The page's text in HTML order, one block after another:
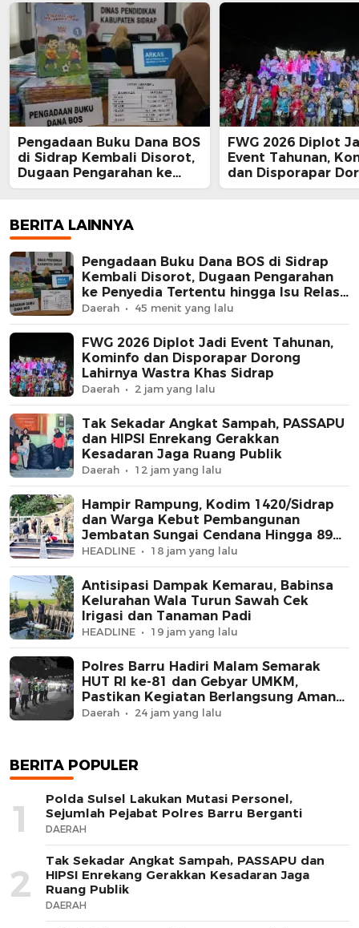
Pengadaan Buku Dana BOS
di Sidrap Kembali Disorot,
Dugaan Pengarahan ke
Penyedia Tertentu hingga
Pejabat Mengemuka
FWG 2026 Diplot
Event Tahunan,
dan Disporapar
Lahirnya Wastra
BERITA LAINNYA
Pengadaan Buku Dana BOS di Sidrap
Kembali Disorot, Dugaan Pengarahan
ke Penyedia Tertentu hingga Isu Relasi
Keluarga Pejabat Mengemuka
Daerah 45 menit yang lalu
FWG 2026 Diplot Jadi Event Tahunan,
Kominfo dan Disporapar Dorong
Lahirnya Wastra Khas Sidrap
Daerah 2 jam yang lalu
Tak Sekadar Angkat Sampah, PASSAPU
dan HIPSI Enrekang Gerakkan
Kesadaran Jaga Ruang Publik
Daerah 12 jam yang lalu
Hampir Rampung, Kodim 1420/Sidrap
dan Warga Kebut Pembangunan
Jembatan Sungai Cendana Hingga 89
Persen
HEADLINE 18 jam yang lalu
Antisipasi Dampak Kemarau, Babinsa
Kelurahan Wala Turun Sawah Cek
Irigasi dan Tanaman Padi
HEADLINE 19 jam yang lalu
Polres Barru Hadiri Malam Semarak
HUT RI ke-81 dan Gebyar UMKM,
Pastikan Kegiatan Berlangsung Aman
dan Kondusif
Daerah 24 jam yang lalu
BERITA POPULER
1
Polda Sulsel Lakukan Mutasi Personel,
Sejumlah Pejabat Polres Barru Berganti
DAERAH
2
Tak Sekadar Angkat Sampah, PASSAPU dan
HIPSI Enrekang Gerakkan Kesadaran Jaga
Ruang Publik
DAERAH